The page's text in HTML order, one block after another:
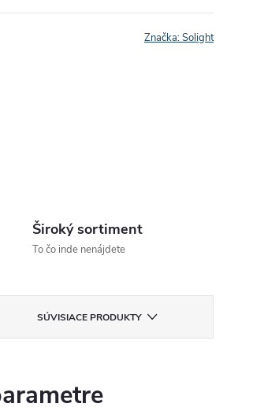
Značka:Solight
Široký sortiment
To čo inde nenájdete
SÚVISIACE PRODUKTY